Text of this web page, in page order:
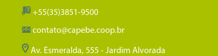
+55(35)3851-9500
contato@capebe.coop.br
Av. Esmeralda, 555 - Jardim Alvorada